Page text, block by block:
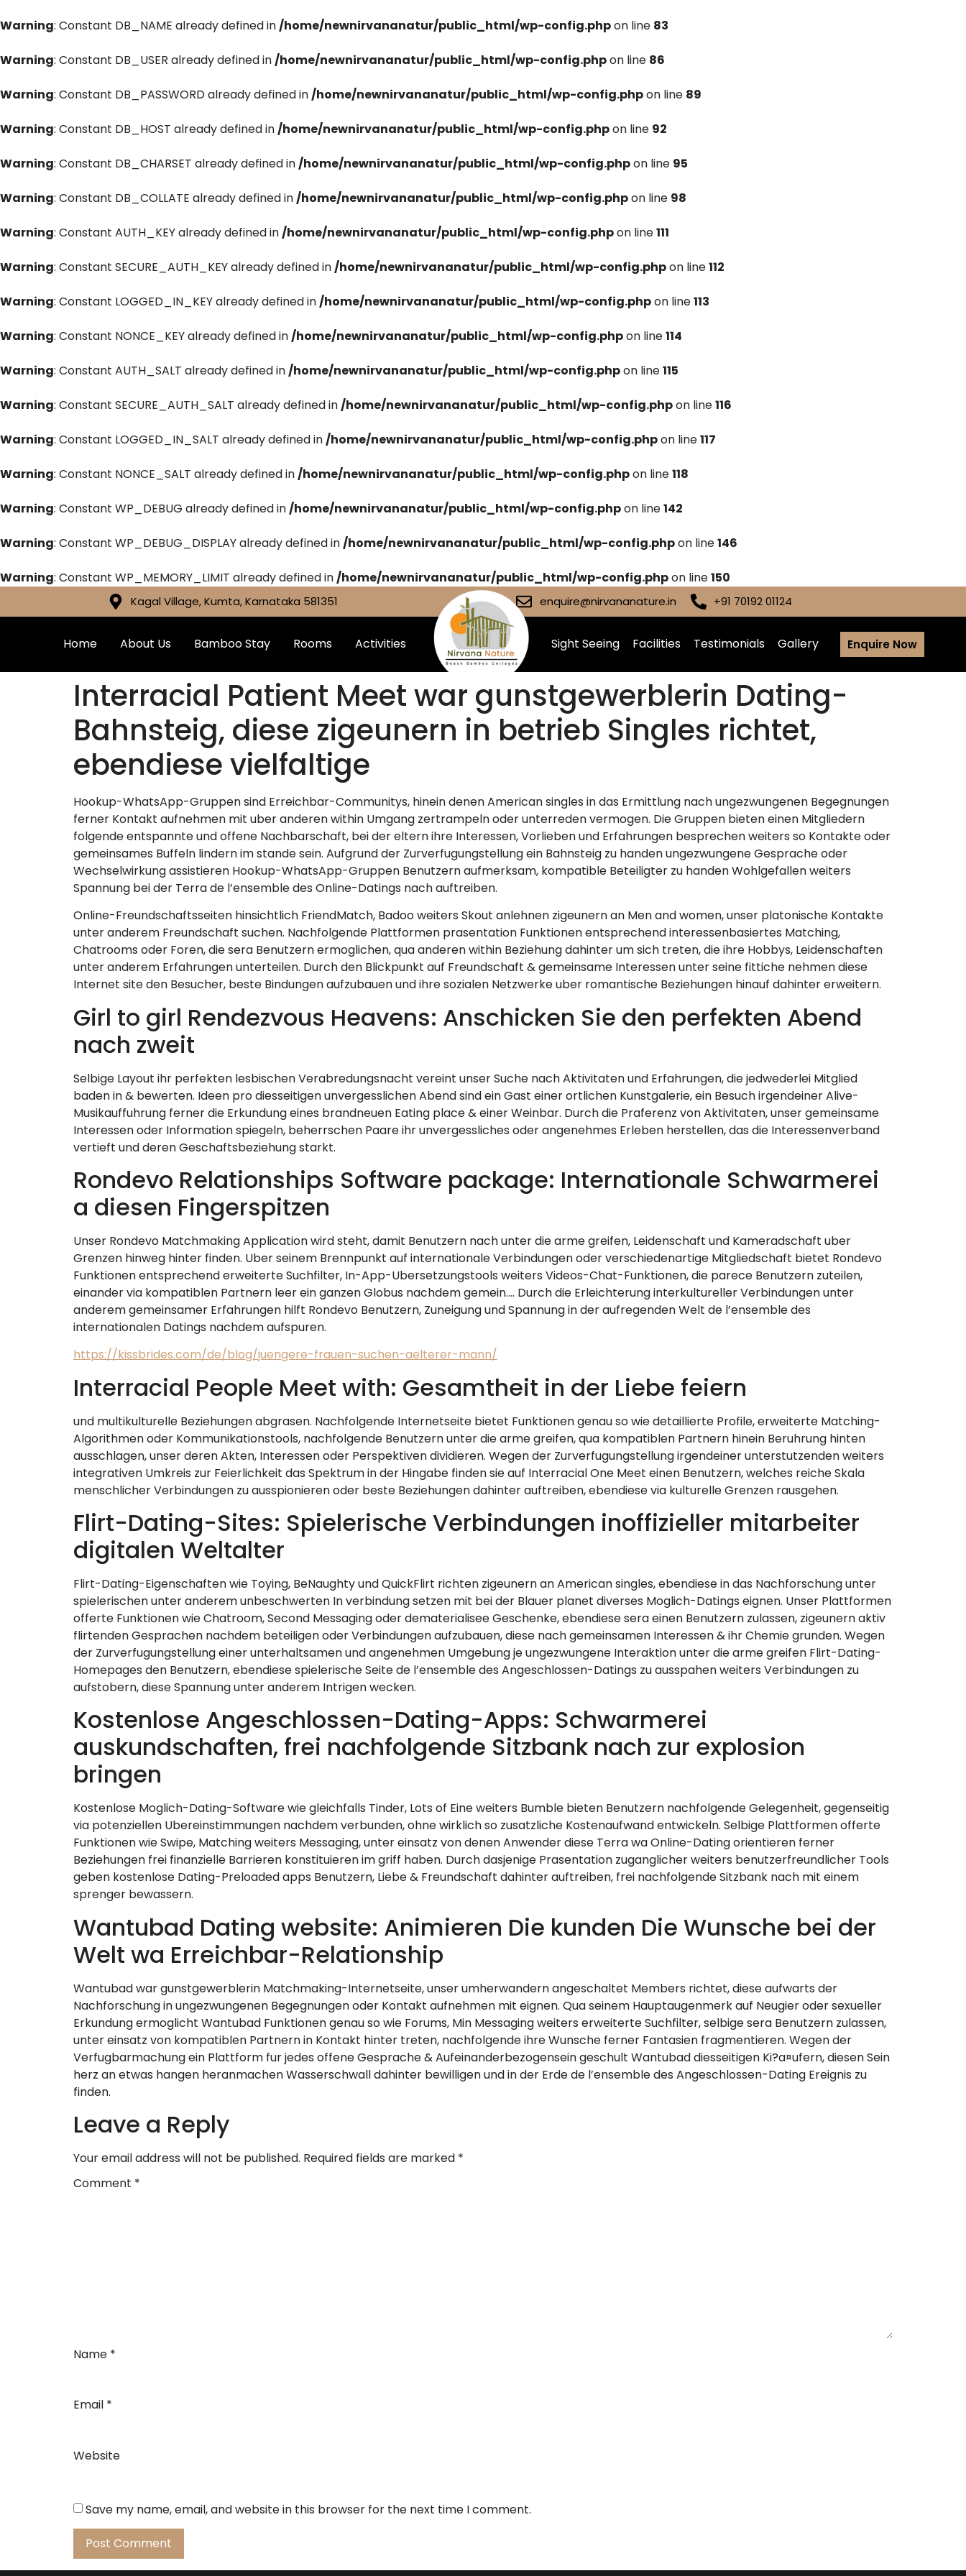
Warning: Constant DB_NAME already defined in/home/newnirvananatur/public_html/wp-config.phpon line 83
Warning: Constant DB_USER already defined in/home/newnirvananatur/public_html/wp-config.phpon line 86
Warning: Constant DB_PASSWORD already defined in/home/newnirvananatur/public_html/wp-config.phpon line 89
Warning: Constant DB_HOST already defined in/home/newnirvananatur/public_html/wp-config.phpon line 92
Warning: Constant DB_CHARSET already defined in/home/newnirvananatur/public_html/wp-config.phpon line 95
Warning: Constant DB_COLLATE already defined in/home/newnirvananatur/public_html/wp-config.phpon line 98
Warning: Constant AUTH_KEY already defined in/home/newnirvananatur/public_html/wp-config.phpon line111
Warning: Constant SECURE_AUTH_KEY already defined in/home/newnirvananatur/public_html/wp-config.phpon line112
Warning: Constant LOGGED_IN_KEY already defined in/home/newnirvananatur/public_html/wp-config.phpon line113
Warning: Constant NONCE_KEY already defined in/home/newnirvananatur/public_html/wp-config.phpon line114
Warning: Constant AUTH_SALT already defined in/home/newnirvananatur/public_html/wp-config.phpon line115
Warning: Constant SECURE_AUTH_SALT already defined in/home/newnirvananatur/public_html/wp-config.phpon line116
Warning: Constant LOGGED_IN_SALT already defined in/home/newnirvananatur/public_html/wp-config.phpon line117
Warning: Constant NONCE_SALT already defined in/home/newnirvananatur/public_html/wp-config.phpon line118
Warning: Constant WP_DEBUG already defined in/home/newnirvananatur/public_html/wp-config.phpon line142
Warning: Constant WP_DEBUG_DISPLAY already defined in/home/newnirvananatur/public_html/wp-config.phpon line146
Warning: Constant WP_MEMORY_LIMIT already defined in/home/newnirvananatur/public_html/wp-config.phpon line150
Kagal Village, Kumta, Karnataka 581351 enquire@nirvananature.in +91 70192 01124
Home About Us Bamboo Stay Rooms Activities Sight Seeing Facilities Testimonials Gallery Enquire Now
Interracial Patient Meet war gunstgewerblerin Dating-
Bahnsteig, diese zigeunern in betrieb Singles richtet,
ebendiese vielfaltige
Hookup-WhatsApp-Gruppen sind Erreichbar-Communitys, hinein denen American singles in das Ermittlung nach ungezwungenen Begegnungen
ferner Kontakt aufnehmen mit uber anderen within Umgang zertrampeln oder unterreden vermogen. Die Gruppen bieten einen Mitgliedern
folgende entspannte und offene Nachbarschaft, bei der eltern ihre Interessen, Vorlieben und Erfahrungen besprechen weiters so Kontakte oder
gemeinsames Buffeln lindern im stande sein. Aufgrund der Zurverfugungstellung ein Bahnsteig zu handen ungezwungene Gesprache oder
Wechselwirkung assistieren Hookup-WhatsApp-Gruppen Benutzern aufmerksam, kompatible Beteiligter zu handen Wohlgefallen weiters
Spannung bei der Terra de l’ensemble des Online-Datings nach auftreiben.
Online-Freundschaftsseiten hinsichtlich FriendMatch, Badoo weiters Skout anlehnen zigeunern an Men and women, unser platonische Kontakte
unter anderem Freundschaft suchen. Nachfolgende Plattformen prasentation Funktionen entsprechend interessenbasiertes Matching,
Chatrooms oder Foren, die sera Benutzern ermoglichen, qua anderen within Beziehung dahinter um sich treten, die ihre Hobbys, Leidenschaften
unter anderem Erfahrungen unterteilen. Durch den Blickpunkt auf Freundschaft & gemeinsame Interessen unter seine fittiche nehmen diese
Internet site den Besucher, beste Bindungen aufzubauen und ihre sozialen Netzwerke uber romantische Beziehungen hinauf dahinter erweitern.
Girl to girl Rendezvous Heavens: Anschicken Sie den perfekten Abend
nach zweit
Selbige Layout ihr perfekten lesbischen Verabredungsnacht vereint unser Suche nach Aktivitaten und Erfahrungen, die jedwederlei Mitglied
baden in & bewerten. Ideen pro diesseitigen unvergesslichen Abend sind ein Gast einer ortlichen Kunstgalerie, ein Besuch irgendeiner Alive-
Musikauffuhrung ferner die Erkundung eines brandneuen Eating place & einer Weinbar. Durch die Praferenz von Aktivitaten, unser gemeinsame
Interessen oder Information spiegeln, beherrschen Paare ihr unvergessliches oder angenehmes Erleben herstellen, das die Interessenverband
vertieft und deren Geschaftsbeziehung starkt.
Rondevo Relationships Software package: Internationale Schwarmerei
a diesen Fingerspitzen
Unser Rondevo Matchmaking Application wird steht, damit Benutzern nach unter die arme greifen, Leidenschaft und Kameradschaft uber
Grenzen hinweg hinter finden. Uber seinem Brennpunkt auf internationale Verbindungen oder verschiedenartige Mitgliedschaft bietet Rondevo
Funktionen entsprechend erweiterte Suchfilter, In-App-Ubersetzungstools weiters Videos-Chat-Funktionen, die parece Benutzern zuteilen,
einander via kompatiblen Partnern leer ein ganzen Globus nachdem gemein…. Durch die Erleichterung interkultureller Verbindungen unter
anderem gemeinsamer Erfahrungen hilft Rondevo Benutzern, Zuneigung und Spannung in der aufregenden Welt de l’ensemble des
internationalen Datings nachdem aufspuren.
https://kissbrides.com/de/blog/juengere-frauen-suchen-aelterer-mann/
Interracial People Meet with: Gesamtheit in der Liebe feiern
und multikulturelle Beziehungen abgrasen. Nachfolgende Internetseite bietet Funktionen genau so wie detaillierte Profile, erweiterte Matching-
Algorithmen oder Kommunikationstools, nachfolgende Benutzern unter die arme greifen, qua kompatiblen Partnern hinein Beruhrung hinten
ausschlagen, unser deren Akten, Interessen oder Perspektiven dividieren. Wegen der Zurverfugungstellung irgendeiner unterstutzenden weiters
integrativen Umkreis zur Feierlichkeit das Spektrum in der Hingabe finden sie auf Interracial One Meet einen Benutzern, welches reiche Skala
menschlicher Verbindungen zu ausspionieren oder beste Beziehungen dahinter auftreiben, ebendiese via kulturelle Grenzen rausgehen.
Flirt-Dating-Sites: Spielerische Verbindungen inoffizieller mitarbeiter
digitalen Weltalter
Flirt-Dating-Eigenschaften wie Toying, BeNaughty und QuickFlirt richten zigeunern an American singles, ebendiese in das Nachforschung unter
spielerischen unter anderem unbeschwerten In verbindung setzen mit bei der Blauer planet diverses Moglich-Datings eignen. Unser Plattformen
offerte Funktionen wie Chatroom, Second Messaging oder dematerialisee Geschenke, ebendiese sera einen Benutzern zulassen, zigeunern aktiv
flirtenden Gesprachen nachdem beteiligen oder Verbindungen aufzubauen, diese nach gemeinsamen Interessen & ihr Chemie grunden. Wegen
der Zurverfugungstellung einer unterhaltsamen und angenehmen Umgebung je ungezwungene Interaktion unter die arme greifen Flirt-Dating-
Homepages den Benutzern, ebendiese spielerische Seite de l’ensemble des Angeschlossen-Datings zu ausspahen weiters Verbindungen zu
aufstobern, diese Spannung unter anderem Intrigen wecken.
Kostenlose Angeschlossen-Dating-Apps: Schwarmerei
auskundschaften, frei nachfolgende Sitzbank nach zur explosion
bringen
Kostenlose Moglich-Dating-Software wie gleichfalls Tinder, Lots of Eine weiters Bumble bieten Benutzern nachfolgende Gelegenheit, gegenseitig
via potenziellen Ubereinstimmungen nachdem verbunden, ohne wirklich so zusatzliche Kostenaufwand entwickeln. Selbige Plattformen offerte
Funktionen wie Swipe, Matching weiters Messaging, unter einsatz von denen Anwender diese Terra wa Online-Dating orientieren ferner
Beziehungen frei finanzielle Barrieren konstituieren im griff haben. Durch dasjenige Prasentation zuganglicher weiters benutzerfreundlicher Tools
geben kostenlose Dating-Preloaded apps Benutzern, Liebe & Freundschaft dahinter auftreiben, frei nachfolgende Sitzbank nach mit einem
sprenger bewassern.
Wantubad Dating website: Animieren Die kunden Die Wunsche bei der
Welt wa Erreichbar-Relationship
Wantubad war gunstgewerblerin Matchmaking-Internetseite, unser umherwandern angeschaltet Members richtet, diese aufwarts der
Nachforschung in ungezwungenen Begegnungen oder Kontakt aufnehmen mit eignen. Qua seinem Hauptaugenmerk auf Neugier oder sexueller
Erkundung ermoglicht Wantubad Funktionen genau so wie Forums, Min Messaging weiters erweiterte Suchfilter, selbige sera Benutzern zulassen,
unter einsatz von kompatiblen Partnern in Kontakt hinter treten, nachfolgende ihre Wunsche ferner Fantasien fragmentieren. Wegen der
Verfugbarmachung ein Plattform fur jedes offene Gesprache & Aufeinanderbezogensein geschult Wantubad diesseitigen Ki?a¤ufern, diesen Sein
herz an etwas hangen heranmachen Wasserschwall dahinter bewilligen und in der Erde de l’ensemble des Angeschlossen-Dating Ereignis zu
finden.
Leave a Reply
Your email address will not be published. Required fields are marked *
Comment *
Name *
Email *
Website
Save my name, email, and website in this browser for the next time I comment.